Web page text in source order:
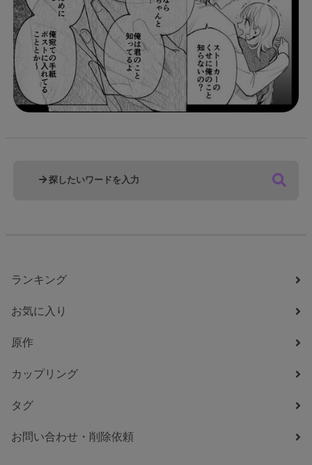
ランキング
お気に入り
原作
カップリング
タグ
お問い合わせ・削除依頼